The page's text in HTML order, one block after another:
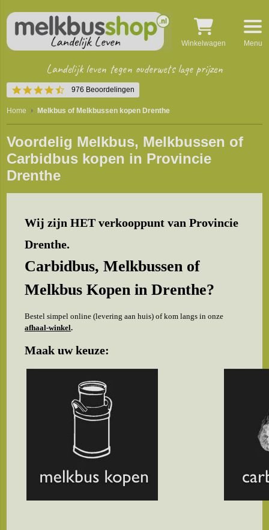
4.5
star
rating
976 Beoordelingen
Landelijk leven tegen ouderwets lage prijzen
Winkelwagen Menu
Home Melkbus of Melkbussen kopen Drenthe
Voordelig Melkbus, Melkbussen of
Carbidbus kopen in Provincie
Drenthe
Wij zijn HET verkooppunt van Provincie
Drenthe.
Carbidbus, Melkbussen of
Melkbus Kopen in Drenthe?
Bestel simpel online (levering aan huis) of kom langs in onze
afhaal-winkel.
Maak uw keuze: